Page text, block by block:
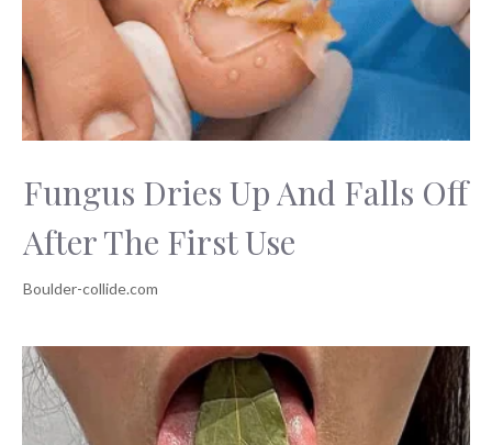
Fungus Dries Up And Falls Off
After The First Use